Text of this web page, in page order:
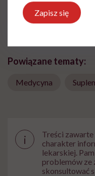
Udostępnij
Powiązane tematy:
Medycyna
i
Treści zawarte
charakter
lekarskiej.
problemów ze
skonsultować
Zapisz się